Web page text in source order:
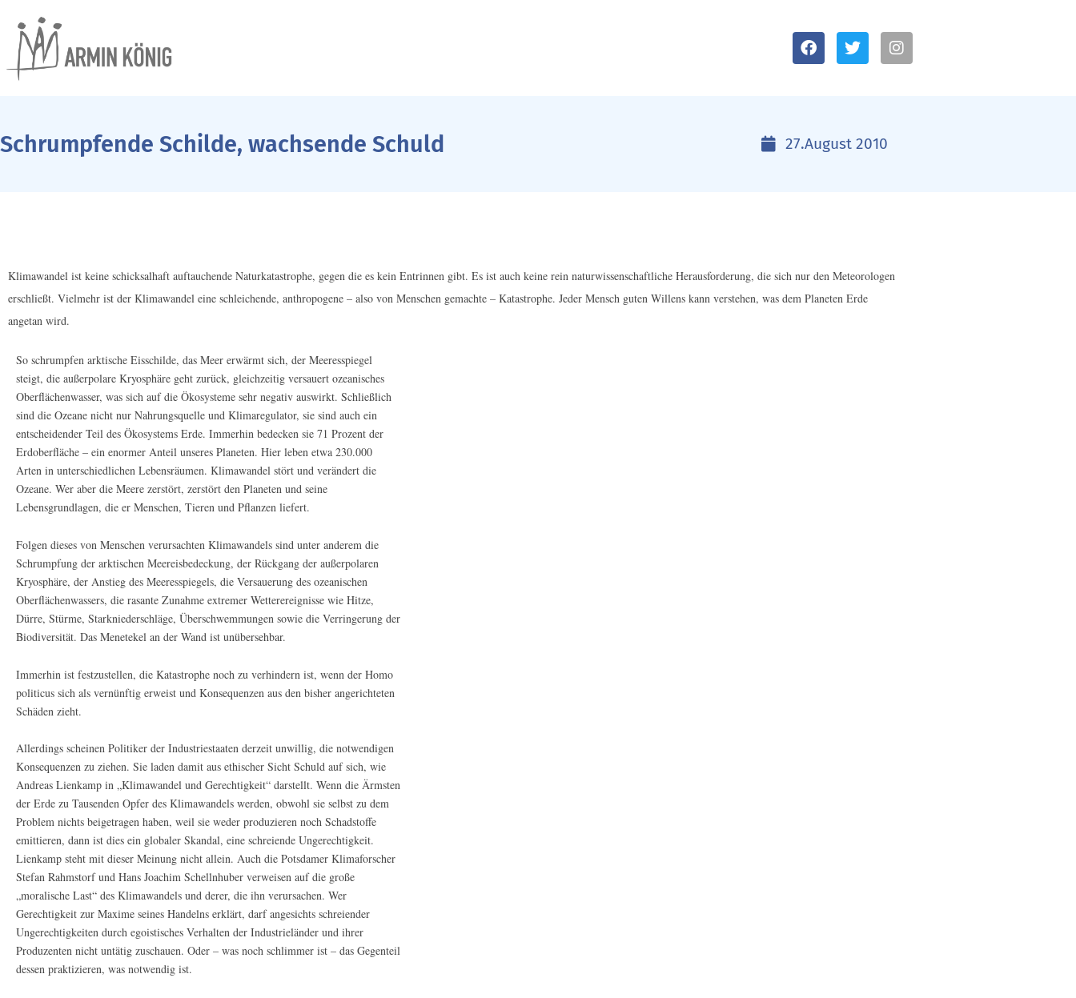
Schrumpfende Schilde, wachsende Schuld 27.August 2010
Klimawandel ist keine schicksalhaft auftauchende Naturkatastrophe, gegen die es kein Entrinnen gibt. Es ist auch keine rein naturwissenschaftliche Herausforderung, die sich nur den Meteorologen
erschließt. Vielmehr ist der Klimawandel eine schleichende, anthropogene – also von Menschen gemachte – Katastrophe. Jeder Mensch guten Willens kann verstehen, was dem Planeten Erde
angetan wird.
So schrumpfen arktische Eisschilde, das Meer erwärmt sich, der Meeresspiegel
steigt, die außerpolare Kryosphäre geht zurück, gleichzeitig versauert ozeanisches
Oberflächenwasser, was sich auf die Ökosysteme sehr negativ auswirkt. Schließlich
sind die Ozeane nicht nur Nahrungsquelle und Klimaregulator, sie sind auch ein
entscheidender Teil des Ökosystems Erde. Immerhin bedecken sie 71 Prozent der
Erdoberfläche – ein enormer Anteil unseres Planeten. Hier leben etwa 230.000
Arten in unterschiedlichen Lebensräumen. Klimawandel stört und verändert die
Ozeane. Wer aber die Meere zerstört, zerstört den Planeten und seine
Lebensgrundlagen, die er Menschen, Tieren und Pflanzen liefert.
Folgen dieses von Menschen verursachten Klimawandels sind unter anderem die
Schrumpfung der arktischen Meereisbedeckung, der Rückgang der außerpolaren
Kryosphäre, der Anstieg des Meeresspiegels, die Versauerung des ozeanischen
Oberflächenwassers, die rasante Zunahme extremer Wetterereignisse wie Hitze,
Dürre, Stürme, Starkniederschläge, Überschwemmungen sowie die Verringerung der
Biodiversität. Das Menetekel an der Wand ist unübersehbar.
Immerhin ist festzustellen, die Katastrophe noch zu verhindern ist, wenn der Homo
politicus sich als vernünftig erweist und Konsequenzen aus den bisher angerichteten
Schäden zieht.
Allerdings scheinen Politiker der Industriestaaten derzeit unwillig, die notwendigen
Konsequenzen zu ziehen. Sie laden damit aus ethischer Sicht Schuld auf sich, wie
Andreas Lienkamp in „Klimawandel und Gerechtigkeit“ darstellt. Wenn die Ärmsten
der Erde zu Tausenden Opfer des Klimawandels werden, obwohl sie selbst zu dem
Problem nichts beigetragen haben, weil sie weder produzieren noch Schadstoffe
emittieren, dann ist dies ein globaler Skandal, eine schreiende Ungerechtigkeit.
Lienkamp steht mit dieser Meinung nicht allein. Auch die Potsdamer Klimaforscher
Stefan Rahmstorf und Hans Joachim Schellnhuber verweisen auf die große
„moralische Last“ des Klimawandels und derer, die ihn verursachen. Wer
Gerechtigkeit zur Maxime seines Handelns erklärt, darf angesichts schreiender
Ungerechtigkeiten durch egoistisches Verhalten der Industrieländer und ihrer
Produzenten nicht untätig zuschauen. Oder – was noch schlimmer ist – das Gegenteil
dessen praktizieren, was notwendig ist.